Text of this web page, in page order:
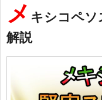
メ キシコペソ
解説